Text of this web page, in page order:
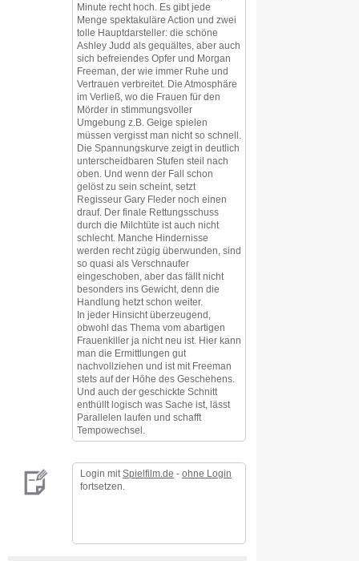
Minute recht hoch. Es gibt jede
Menge spektakuläre Action und zwei
tolle Hauptdarsteller: die schöne
Ashley Judd als gequältes, aber auch
sich befreiendes Opfer und Morgan
Freeman, der wie immer Ruhe und
Vertrauen verbreitet. Die Atmosphäre
im Verließ, wo die Frauen für den
Mörder in stimmungsvoller
Umgebung z.B. Geige spielen
müssen vergisst man nicht so schnell.
Die Spannungskurve zeigt in deutlich
unterscheidbaren Stufen steil nach
oben. Und wenn der Fall schon
gelöst zu sein scheint, setzt
Regisseur Gary Fleder noch einen
drauf. Der finale Rettungsschuss
durch die Milchtüte ist auch nicht
schlecht. Manche Hindernisse
werden recht zügig überwunden, sind
so quasi als Verschnaufer
eingeschoben, aber das fällt nicht
besonders ins Gewicht, denn die
Handlung hetzt schon weiter.
In jeder Hinsicht überzeugend,
obwohl das Thema vom abartigen
Frauenkiller ja nicht neu ist. Hier kann
man die Ermittlungen gut
nachvollziehen und ist mit Freeman
stets auf der Höhe des Geschehens.
Und auch der geschickte Schnitt
enthüllt logisch was Sache ist, lässt
Parallelen laufen und schafft
Tempowechsel.
Login mit Spielfilm.de - ohne Login
fortsetzen.